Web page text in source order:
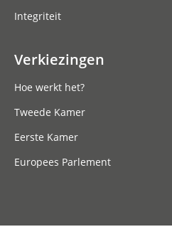
Integriteit
Verkiezingen
Hoe werkt het?
Tweede Kamer
Eerste Kamer
Europees Parlement